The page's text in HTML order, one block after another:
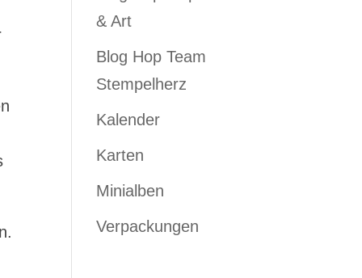
& Art
Blog Hop Team
Stempelherz
Kalender
Karten
Minialben
Verpackungen